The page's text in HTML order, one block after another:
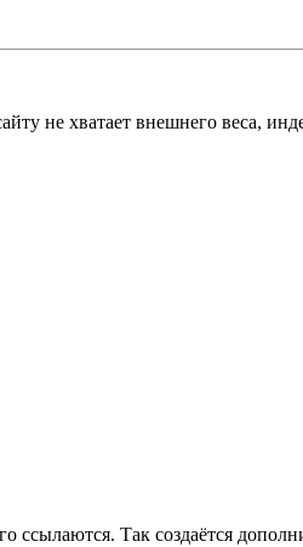
не хватает внешнего веса,
Так создаётся